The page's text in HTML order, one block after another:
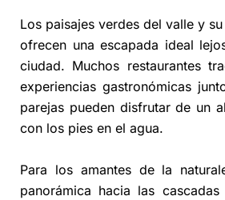
Los paisajes verdes del valle y
ofrecen una escapada ideal
ciudad. Muchos restaurantes
experiencias gastronómicas
parejas pueden disfrutar de un
con los pies en el agua.
Para los amantes de la
panorámica hacia las